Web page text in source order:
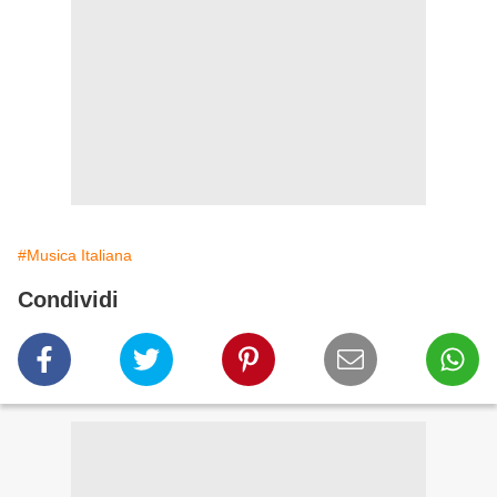
#Musica Italiana
Condividi